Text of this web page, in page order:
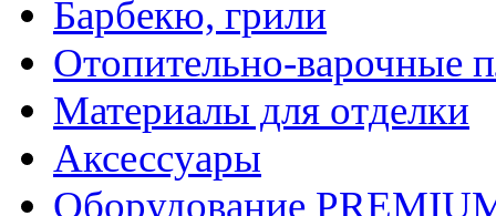
Барбекю, грили
Отопительно-варочные
Материалы для отделки
Аксессуары
Оборудование